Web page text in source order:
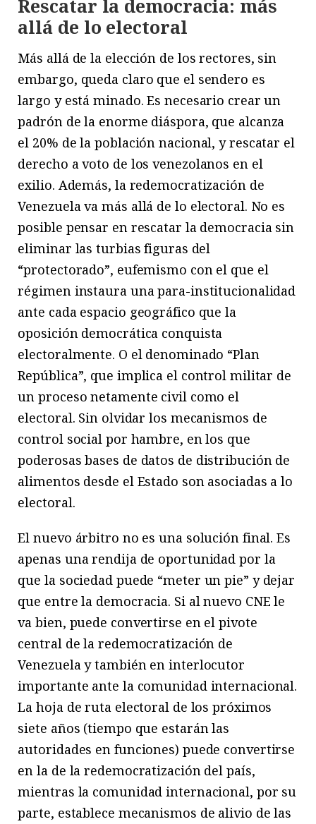
Rescatar la democracia: más
allá de lo electoral
Más allá de la elección de los rectores, sin
embargo, queda claro que el sendero es
largo y está minado. Es necesario crear un
padrón de la enorme diáspora, que alcanza
el 20% de la población nacional, y rescatar el
derecho a voto de los venezolanos en el
exilio. Además, la redemocratización de
Venezuela va más allá de lo electoral. No es
posible pensar en rescatar la democracia sin
eliminar las turbias figuras del
“protectorado”, eufemismo con el que el
régimen instaura una para-institucionalidad
ante cada espacio geográfico que la
oposición democrática conquista
electoralmente. O el denominado “Plan
República”, que implica el control militar de
un proceso netamente civil como el
electoral. Sin olvidar los mecanismos de
control social por hambre, en los que
poderosas bases de datos de distribución de
alimentos desde el Estado son asociadas a lo
electoral.
El nuevo árbitro no es una solución final. Es
apenas una rendija de oportunidad por la
que la sociedad puede “meter un pie” y dejar
que entre la democracia. Si al nuevo CNE le
va bien, puede convertirse en el pivote
central de la redemocratización de
Venezuela y también en interlocutor
importante ante la comunidad internacional.
La hoja de ruta electoral de los próximos
siete años (tiempo que estarán las
autoridades en funciones) puede convertirse
en la de la redemocratización del país,
mientras la comunidad internacional, por su
parte, establece mecanismos de alivio de las